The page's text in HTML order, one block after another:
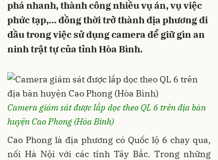
phá nhanh, thành công nhiều vụ án, vụ việc
phức tạp,… đồng thời trở thành địa phương đi
đầu trong việc sử dụng camera để giữ gìn an
ninh trật tự của tỉnh Hòa Bình.
Camera giám sát được lắp dọc theo QL 6 trên địa bàn
huyện Cao Phong (Hòa Bình)
Cao Phong là địa phương có Quốc lộ 6 chạy qua,
nối Hà Nội với các tỉnh Tây Bắc. Trong những